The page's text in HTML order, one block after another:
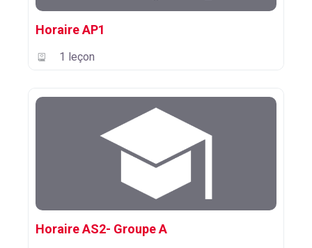
Horaire AP1
1 leçon
Horaire AS2- Groupe A